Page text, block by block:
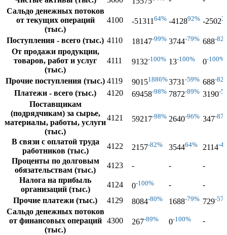
Сальдо денежных потоков
от текущих операций
(тыс.)
4100 -51311 64% -412892% -2502
Поступления - всего (тыс.) 4110 18147-99% 3744-79% 688-
От продажи продукции,
товаров, работ и услуг
(тыс.)
4111 9132-100% 13-100% 0-100%
Прочие поступления (тыс.) 4119 90151886%3731 -59% 688-
Платежи - всего (тыс.) 4120 69458-98% 7872-89% 3190-
Поставщикам
(подрядчикам) за сырье,
материалы, работы, услуги
(тыс.)
4121 59217-98% 2640-96% 347-
В связи с оплатой труда
работников (тыс.)
4122 2157-82% 354464% 2114-
Проценты по долговым
обязательствам (тыс.)
4123 - -
-
Налога на прибыль
организаций (тыс.)
4124 0-100% -
-
Прочие платежи (тыс.)
4129 8084-80% 1688-79% 729-
Сальдо денежных потоков
от финансовых операций
(тыс.)
4300 267-89% 0-100% -